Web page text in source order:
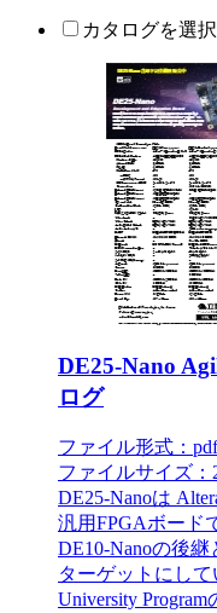
カタログを選択
DE25-Nano
ログ
ファイル形式：pdf
ファイルサイズ：
DE25-Nanoは
汎用FPGAボード
DE10-Nanoの後
ターゲットにし
University